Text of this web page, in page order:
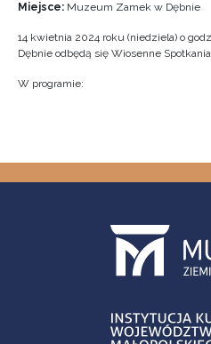
Miejsce: Muzeum Zamek w Dębnie
14 kwietnia 2024 roku (niedziela) o
Dębnie odbędą się Wiosenne
W programie: